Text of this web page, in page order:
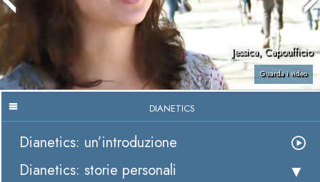
Jessica, Capoufficio
Guarda i video
DIANETICS
Dianetics: un’introduzione
Dianetics: storie personali